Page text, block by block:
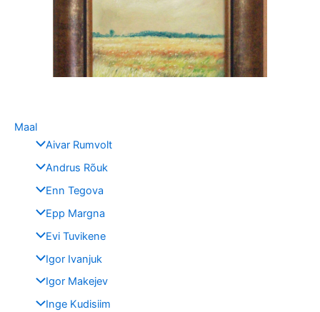
Maal
Aivar Rumvolt
Andrus Rõuk
Enn Tegova
Epp Margna
Evi Tuvikene
Igor Ivanjuk
Igor Makejev
Inge Kudisiim